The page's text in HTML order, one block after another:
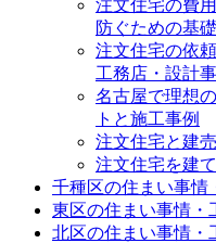
注文住宅の費
防ぐための基
注文住宅の依
工務店・設計
名古屋で理想
トと施工事例
注文住宅と建
注文住宅を建
千種区の住まい事情
東区の住まい事情・
北区の住まい事情・